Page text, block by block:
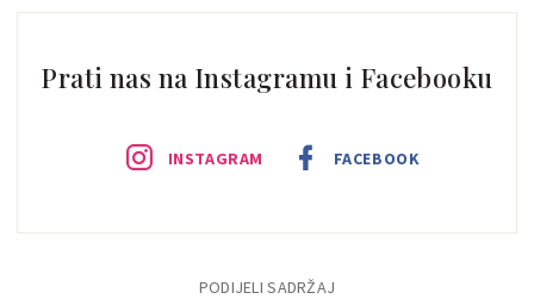
Prati nas na Instagramu i Facebooku
INSTAGRAM FACEBOOK
PODIJELI SADRŽAJ